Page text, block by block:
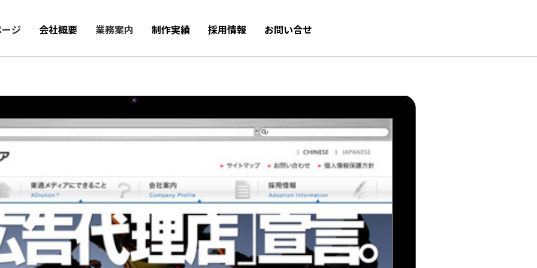
ジ 会社概要 業務案内 制作実績 採用情報 お問い合せ